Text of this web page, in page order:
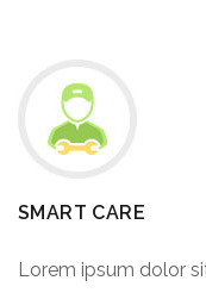
SMART CARE
Lorem ipsum dolor